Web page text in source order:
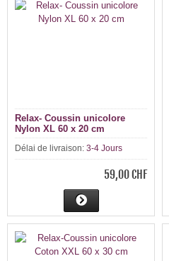
Relax- Coussin unicolore
Nylon XL 60 x 20 cm
Délai de livraison: 3-4 Jours
59,00 CHF